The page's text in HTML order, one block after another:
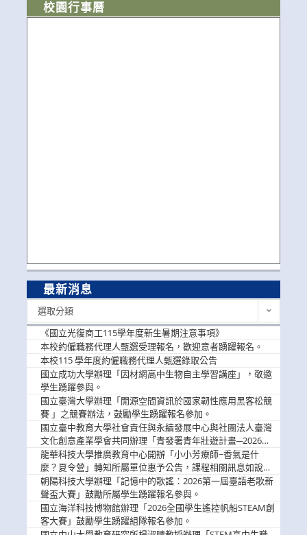
校園行事曆
最新消息
選取分類
《國立光復商工115學年度新生暑期注意事項》
本校約僱職務代理人甄選受理報名，歡迎意者踴躍報名。
本校115 學年度約僱職務代理人甄選錄取公告
國立成功大學辦理「因材網高中生物自主學習講座」，敬邀
學生踴躍參與。
國立臺灣大學辦理「開源空間資訊於國家韌性應用黑客松競
賽 」之競賽辦法，鼓勵學生踴躍報名參加。
國立臺中教育大學社會責任與永續發展中心與社團法人臺灣
文化創意產業學會共同辦理「青發署青年壯遊計畫─2026臺
中舊城都市建築文化體驗」活動，敬邀學生踴躍報名參加，
公告周知。
龍華科技大學推廣教育中心開辦「小小芳療師~香氣是什
麼？夏令營」轉知所屬單位惠予公告，課程相關訊息如說
明。
朝陽科技大學辦理「記憶中的歌謠：2026第一屆臺語老歌新
聲盃大賽」鼓勵所屬學生踴躍報名參與。
國立海洋科技博物館辦理「2026全國學生遙控帆船STEAM創
客大賽」鼓勵學生踴躍組隊報名參加。